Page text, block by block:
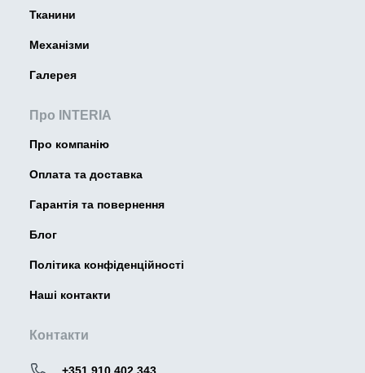
Тканини
Механізми
Галерея
Про INTERIA
Про компанію
Оплата та доставка
Гарантія та повернення
Блог
Політика конфіденційності
Наші контакти
Контакти